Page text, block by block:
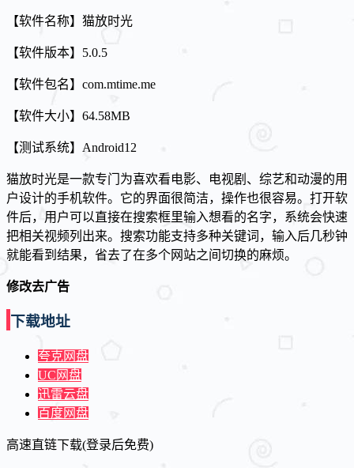
【软件名称】猫放时光
【软件版本】5.0.5
【软件包名】com.mtime.me
【软件大小】64.58MB
【测试系统】Android12
猫放时光是一款专门为喜欢看电影、电视剧、综艺和动漫的用
户设计的手机软件。它的界面很简洁，操作也很容易。打开软
件后，用户可以直接在搜索框里输入想看的名字，系统会快速
把相关视频列出来。搜索功能支持多种关键词，输入后几秒钟
就能看到结果，省去了在多个网站之间切换的麻烦。
修改去广告
下载地址
夸克网盘
UC网盘
迅雷云盘
百度网盘
高速直链下载(登录后免费)